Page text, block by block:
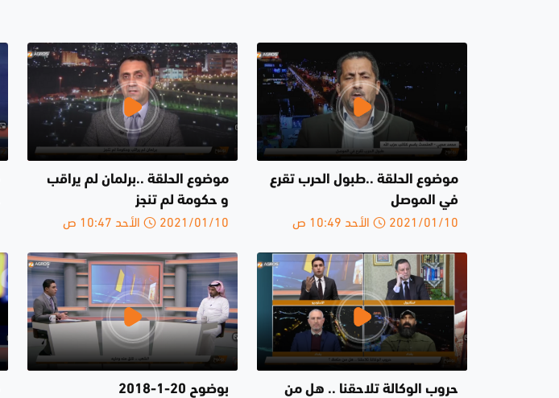
موضوع الحلقة ..طبول الحرب تقرع
في الموصل
2021/01/10 الأحد 10:49 ص
موضوع الحلقة ..برلمان لم يراقب
و حكومة لم تنجز
2021/01/10 الأحد 10:47 ص
حروب الوكالة تلاحقنا .. هل من
بوضوح 20-1-2018